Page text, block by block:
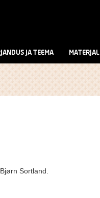
JA TEEMA MATERJAL
Sortland.